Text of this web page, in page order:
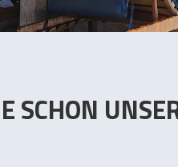
SCHON